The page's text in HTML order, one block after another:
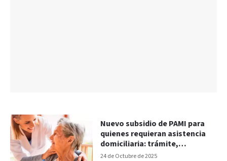
24 de Octubre de 2025
Nuevo subsidio de PAMI para
quienes requieran asistencia
domiciliaria: trámite,
requisitos y montos